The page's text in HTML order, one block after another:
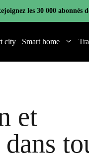
les 30 000 abonnés
city Smart home
et